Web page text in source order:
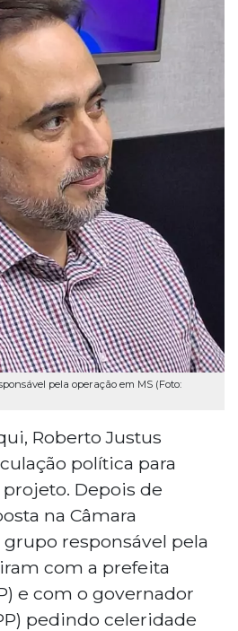
pela operação em MS (Foto:
Roberto Justus
política para
Depois de
na Câmara
responsável pela
com a prefeita
e com o governador
pedindo celeridade